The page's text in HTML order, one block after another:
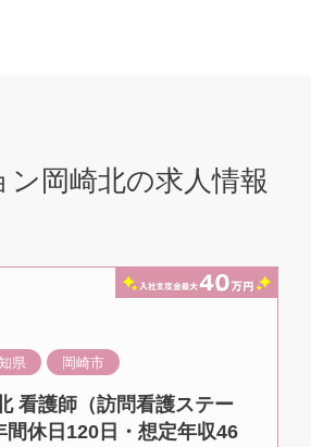
ン岡崎北の求人情報
県 岡崎市
看護師（訪問看護ステー
間休日120日・想定年収46